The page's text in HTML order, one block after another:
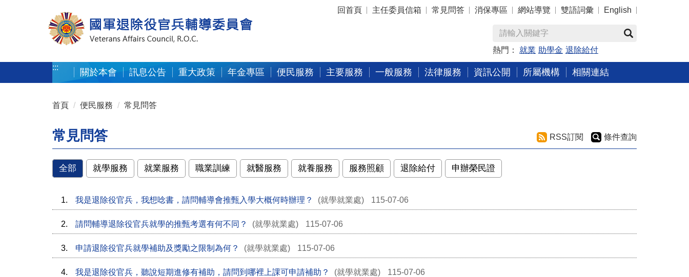
:::
回首頁 主任委員信箱 常見問答 消保專區 網站導覽 雙語詞彙 English
熱門： 就業 助學金 退除給付
:::
關於本會 訊息公告 重大政策 年金專區 便民服務 主要服務 一般服務 法律服務 資訊公開 所屬機構 相關連結
首頁 便民服務 常見問答
常見問答 RSS訂閱 條件查詢
全部 就學服務 就業服務 職業訓練 就醫服務 就養服務 服務照顧 退除給付 申辦榮民證
1. 我是退除役官兵，我想唸書，請問輔導會推甄入學大概何時辦理？ (就學就業處) 115-07-06
2. 請問輔導退除役官兵就學的推甄考選有何不同？ (就學就業處) 115-07-06
3. 申請退除役官兵就學補助及獎勵之限制為何？ (就學就業處) 115-07-06
4. 我是退除役官兵，聽說短期進修有補助，請問到哪裡上課可申請補助？ (就學就業處) 115-07-06